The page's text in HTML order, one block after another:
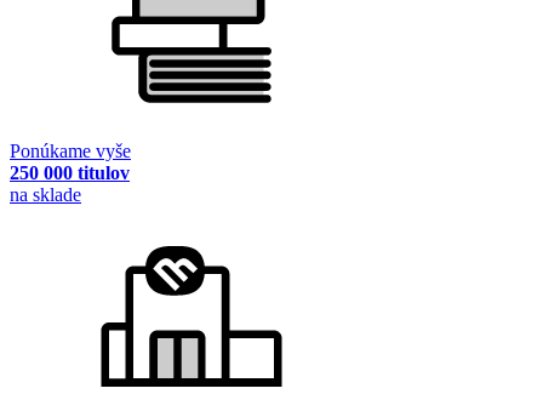
Ponúkame vyše
250 000 titulov
na sklade